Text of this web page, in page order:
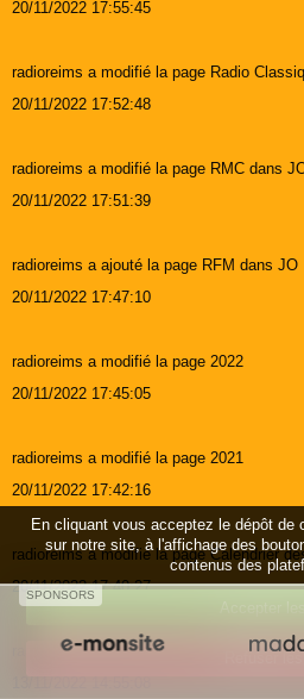
20/11/2022 17:55:45
radioreims a modifié la page Radio
20/11/2022 17:52:48
radioreims a modifié la page RMC dans
20/11/2022 17:51:39
radioreims a ajouté la page RFM dans JO
20/11/2022 17:47:10
radioreims a modifié la page 2022
20/11/2022 17:45:05
radioreims a modifié la page 2021
20/11/2022 17:42:16
radioreims a modifié la page Calendrier
20/11/2022 17:40:27
radioreims a modifié la page JO
SPONSORS
En cliquant vous acceptez le dépôt
sur notre site, à l'affichage des
contenus des
Accepter